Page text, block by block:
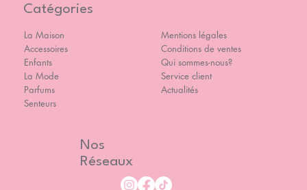
Catégories
La Maison
Accessoires
Enfants
La Mode
Parfums
Senteurs
Mentions légales
Conditions de ventes
Qui sommes-nous?
Service client
Actualités
Nos
Réseaux